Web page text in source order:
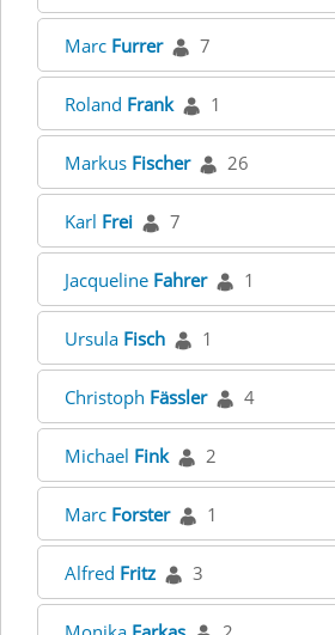
Marc Furrer 7
Roland Frank 1
Markus Fischer 26
Karl Frei 7
Jacqueline Fahrer 1
Ursula Fisch 1
Christoph Fässler 4
Michael Fink 2
Marc Forster 1
Alfred Fritz 3